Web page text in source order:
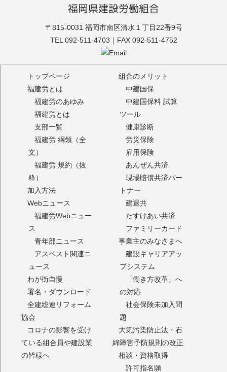
福建労
福岡県建設労働組合
〒815-0031 福岡市南区清水１丁目22番9号
TEL 092-511-4703｜FAX 092-511-4752
トップページ
福建労とは
福建労のあゆみ
福建労とは
支部一覧
福建労 綱領（全
文）
福建労 規約（抜
粋）
加入方法
Webニュース
福建労Webニュー
ス
青年部ニュース
アスベスト関連ニ
ュース
わが街自慢
署名・ダウンロード
全建総連リフォーム
協会
コロナの影響を受け
ている組合員や建設業
の皆様へ
組合のメリット
中建国保
中建国保料 試算
ツール
健康診断
労災保険
雇用保険
あんぜん共済
現場賠償共済パー
トナー
建退共
たすけあい共済
ファミリーカード
事業主のみなさまへ
建設キャリアアッ
プシステム
「働き方改革」へ
の対応
社会保険未加入問
題
大気汚染防止法・石
綿障害予防規則の改正
相談・資格取得
許可指名願